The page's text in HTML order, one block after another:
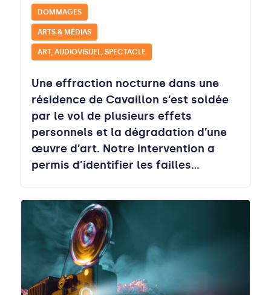
DOMMAGES
ARTS & MÉDIAS
ART, AUDIOVISUEL, SPECTACLE
Une effraction nocturne dans une
résidence de Cavaillon s’est soldée
par le vol de plusieurs effets
personnels et la dégradation d’une
œuvre d’art. Notre intervention a
permis d’identifier les failles…